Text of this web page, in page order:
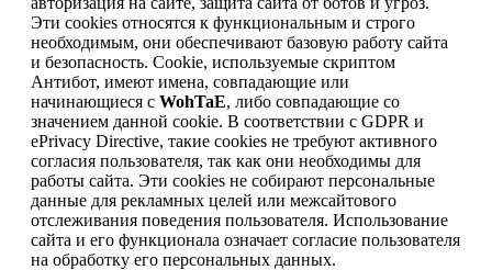
Эти cookies относятся к функциональным и строго
необходимым, они обеспечивают базовую работу сайта
и безопасность. Cookie, используемые скриптом
Антибот, имеют имена, совпадающие или
начинающиеся с WohTaE, либо совпадающие со
значением данной cookie. В соответствии с GDPR и
ePrivacy Directive, такие cookies не требуют активного
согласия пользователя, так как они необходимы для
работы сайта. Эти cookies не собирают персональные
данные для рекламных целей или межсайтового
отслеживания поведения пользователя. Использование
сайта и его функционала означает согласие пользователя
на обработку его персональных данных.